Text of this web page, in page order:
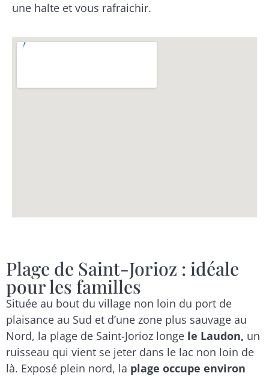
une halte et vous rafraichir.
Plage de Saint-Jorioz : idéale
pour les familles
Située au bout du village non loin du port de
plaisance au Sud et d’une zone plus sauvage au
Nord, la plage de Saint-Jorioz longe le Laudon, un
ruisseau qui vient se jeter dans le lac non loin de
là. Exposé plein nord, la plage occupe environ